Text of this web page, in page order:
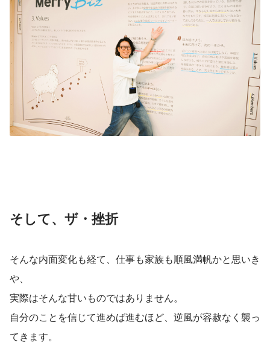
そして、ザ・挫折
そんな内面変化も経て、仕事も家族も順風満帆かと思いき
や、
実際はそんな甘いものではありません。
自分のことを信じて進めば進むほど、逆風が容赦なく襲っ
てきます。